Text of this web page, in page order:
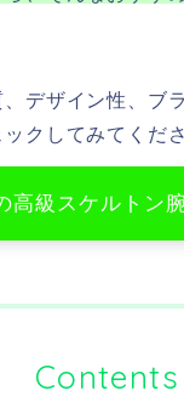
デザイン性、ブ
クしてみてくださ
高級スケルトン
Contents